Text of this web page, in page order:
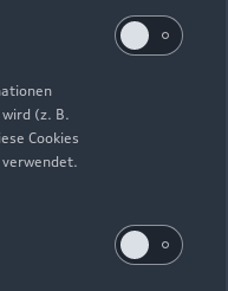
(z. B.
Cookies